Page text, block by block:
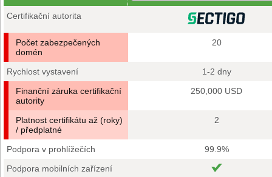
Certifikační autorita
Počet zabezpečených
domén
20
Rychlost vystavení
1-2 dny
Finanční záruka certifikační
autority
250,000 USD
Platnost certifikátu až (roky)
/ předplatné
2
Podpora v prohlížečích
99.9%
Podpora mobilních zařízení